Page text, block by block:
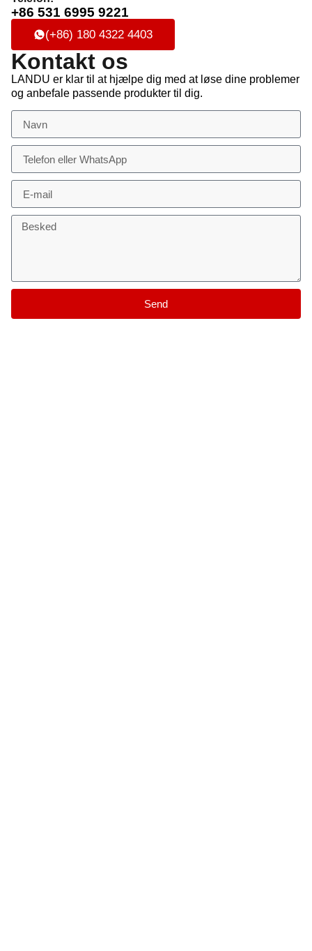
+86 531 6995 9221
(+86) 180 4322 4403
Kontakt os
LANDU er klar til at hjælpe dig med at løse dine problemer
og anbefale passende produkter til dig.
Send